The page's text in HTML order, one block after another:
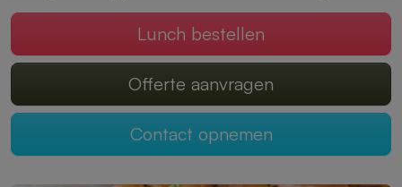
Lunch bestellen
Offerte aanvragen
Contact opnemen